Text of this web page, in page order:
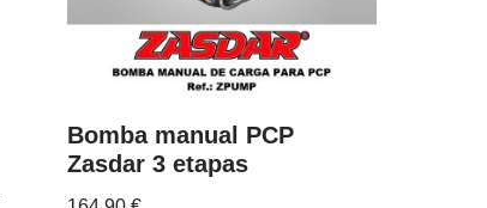
Bomba manual PCP
Zasdar 3 etapas